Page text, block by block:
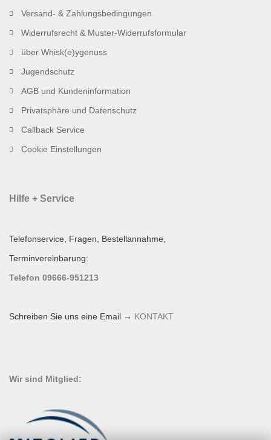
Versand- & Zahlungsbedingungen
Widerrufsrecht & Muster-Widerrufsformular
über Whisk(e)ygenuss
Jugendschutz
AGB und Kundeninformation
Privatsphäre und Datenschutz
Callback Service
Cookie Einstellungen
Hilfe + Service
Telefonservice, Fragen, Bestellannahme,
Terminvereinbarung:
Telefon 09666-951213
Schreiben Sie uns eine Email → KONTAKT
Wir sind Mitglied: